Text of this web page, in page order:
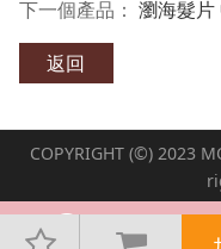
下一個產品： 瀏海髮片 中
返回
COPYRIGHT (©) 2023